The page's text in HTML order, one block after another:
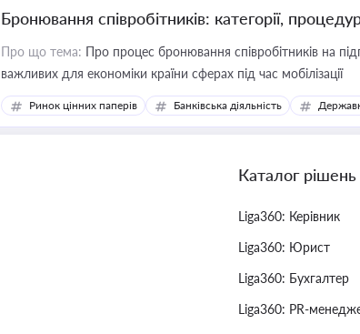
Бронювання співробітників: категорії,
Про що тема: Про процес бронювання співробітників на
важливих для економіки країни сферах під час мобілізації
Ринок цінних паперів Банківська діяльність
Каталог рішень
Liga360: Керівник
Liga360: Юрист
Liga360: Бухгалтер
Liga360: PR-